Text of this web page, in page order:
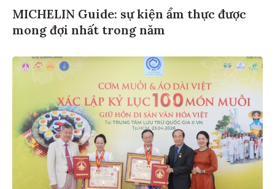
MICHELIN Guide: sự kiện ẩm thực được
mong đợi nhất trong năm